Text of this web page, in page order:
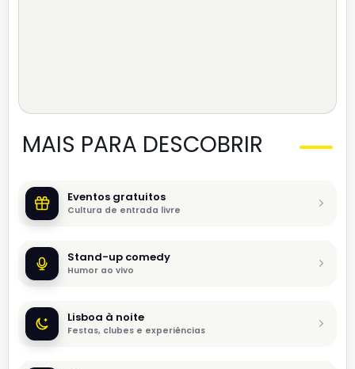
MAIS PARA DESCOBRIR
Eventos gratuitos
Cultura de entrada livre
Stand-up comedy
Humor ao vivo
Lisboa à noite
Festas, clubes e experiências